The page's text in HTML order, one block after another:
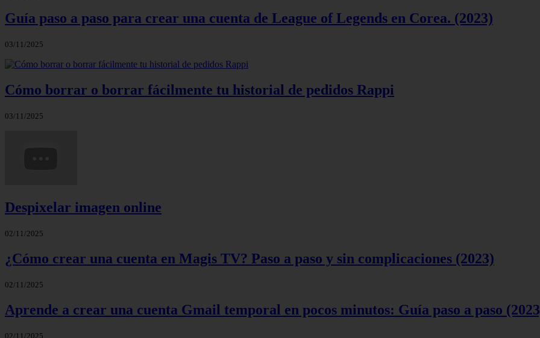
Guía paso a paso para crear una cuenta de League of Legends en Corea. (2023)
03/11/2025
Cómo borrar o borrar fácilmente tu historial de pedidos Rappi
03/11/2025
Despixelar imagen online
02/11/2025
¿Cómo crear una cuenta en Magis TV? Paso a paso y sin complicaciones (2023)
02/11/2025
Aprende a crear una cuenta Gmail temporal en pocos minutos: Guía paso a paso
02/11/2025